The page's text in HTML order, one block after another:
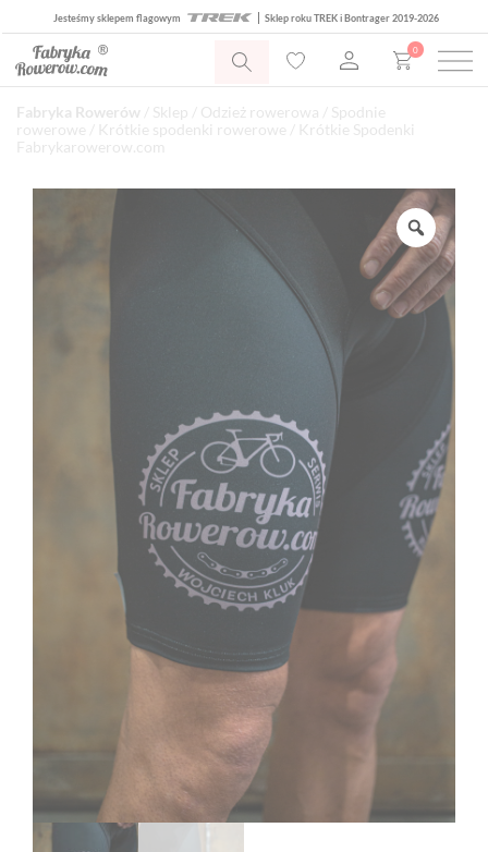
Jesteśmy sklepem flagowym Sklep roku TREK i Bontrager 2019-2026
0
Fabryka Rowerów Sklep Odzież rowerowa
Spodnie
rowerowe
Krótkie spodenki rowerowe / Krótkie Spodenki
Fabrykarowerow.com